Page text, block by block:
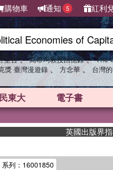
購物車 通知 5 紅利
圭吾 、 高希均教授回憶錄 、 The
獎 臺灣漫遊錄 、 方念華 、 台灣
東大 電子書
英國出版界指
系列：16001850